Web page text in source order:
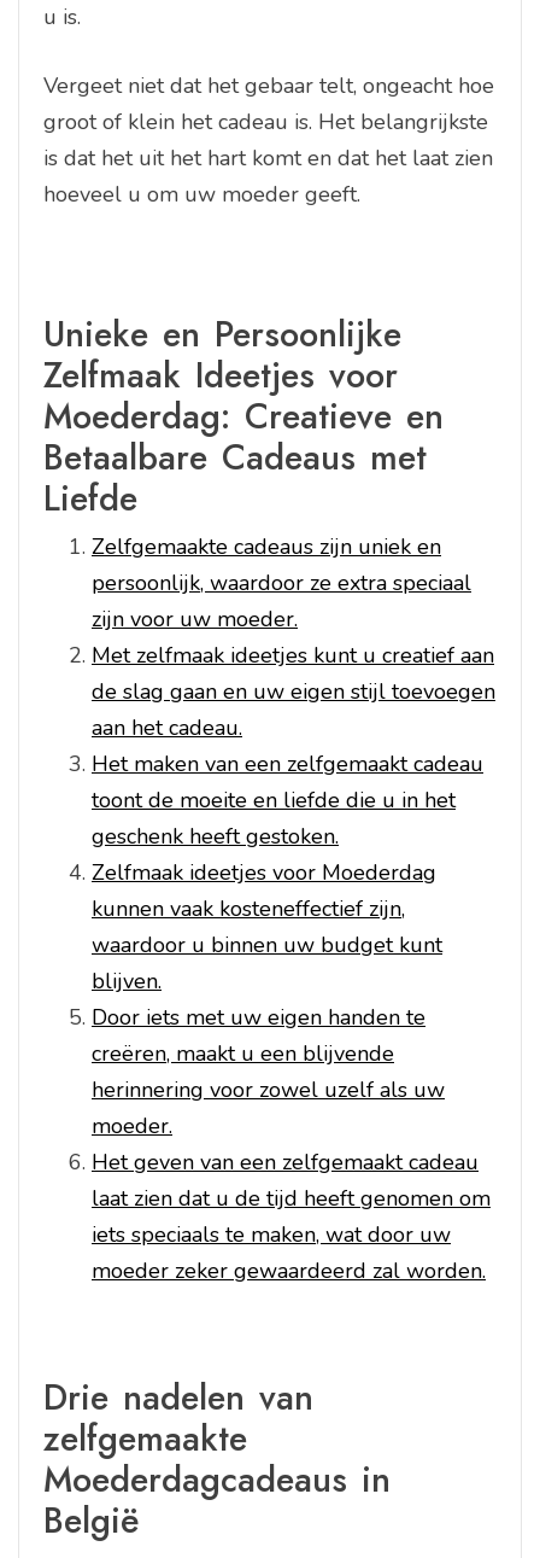
u is.
Vergeet niet dat het gebaar telt, ongeacht hoe
groot of klein het cadeau is. Het belangrijkste
is dat het uit het hart komt en dat het laat zien
hoeveel u om uw moeder geeft.
Unieke en Persoonlijke
Zelfmaak Ideetjes voor
Moederdag: Creatieve en
Betaalbare Cadeaus met
Liefde
Zelfgemaakte cadeaus zijn uniek en
persoonlijk, waardoor ze extra speciaal
zijn voor uw moeder.
Met zelfmaak ideetjes kunt u creatief aan
de slag gaan en uw eigen stijl toevoegen
aan het cadeau.
Het maken van een zelfgemaakt cadeau
toont de moeite en liefde die u in het
geschenk heeft gestoken.
Zelfmaak ideetjes voor Moederdag
kunnen vaak kosteneffectief zijn,
waardoor u binnen uw budget kunt
blijven.
Door iets met uw eigen handen te
creëren, maakt u een blijvende
herinnering voor zowel uzelf als uw
moeder.
Het geven van een zelfgemaakt cadeau
laat zien dat u de tijd heeft genomen om
iets speciaals te maken, wat door uw
moeder zeker gewaardeerd zal worden.
Drie nadelen van
zelfgemaakte
Moederdagcadeaus in
België